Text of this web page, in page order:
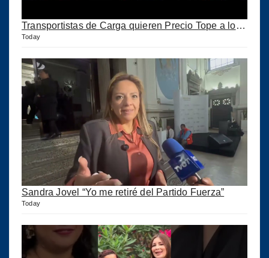
Transportistas de Carga quieren Precio Tope a los combustibles
Today
Sandra Jovel “Yo me retiré del Partido Fuerza”
Today